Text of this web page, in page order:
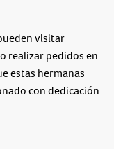
visitar
realizar pedidos en
estas hermanas
con dedicación